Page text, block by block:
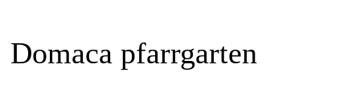
Domaca pfarrgarten